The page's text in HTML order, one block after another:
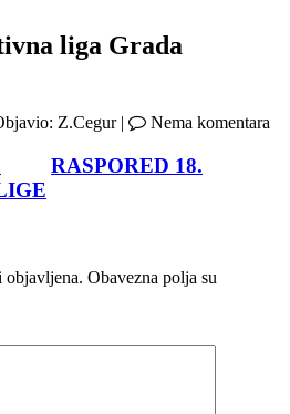
liga Grada
Z.Cegur | Nema komentara
RASPORED 18.
objavljena. Obavezna polja su